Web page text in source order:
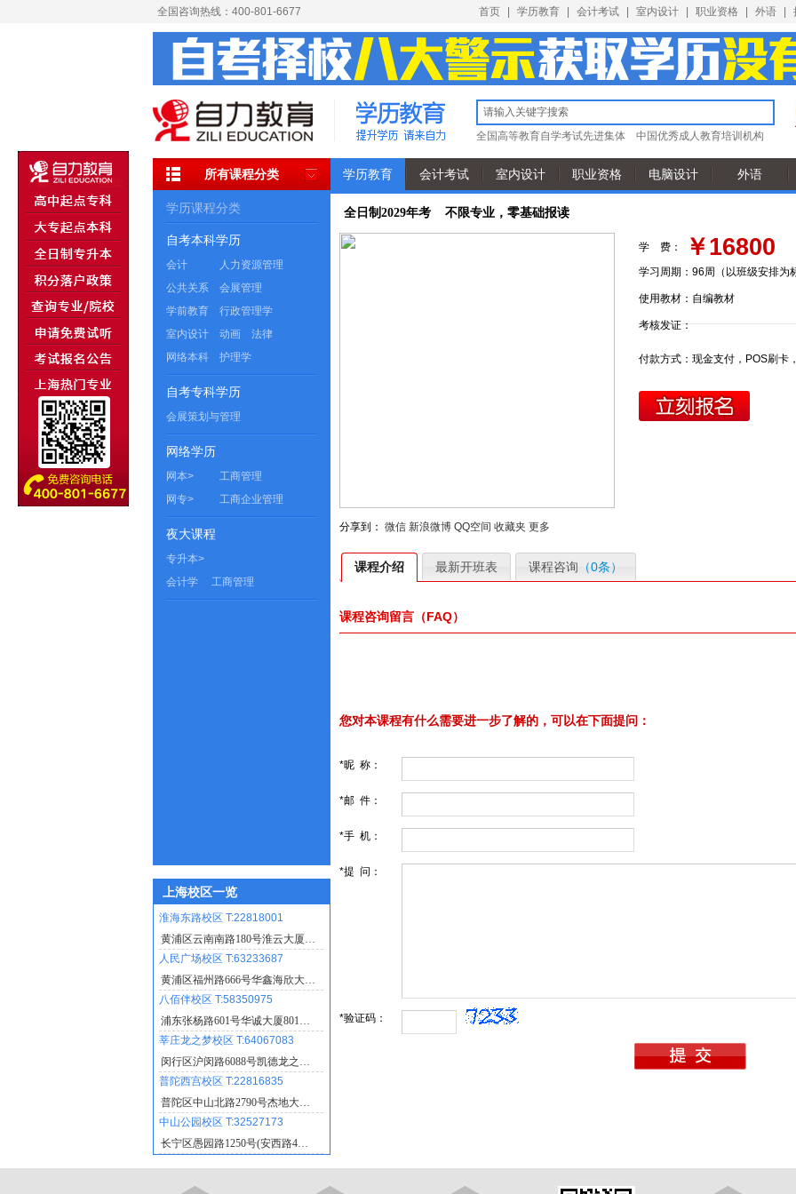
全国咨询热线：400-801-6677 首页 学历教育 会计考试 室内设计 职业资格 外语
全国高等教育自学考试先进集体 中国优秀成人教育培训机构
所有课程分类 学历教育 会计考试 室内设计 职业资格 电脑设计 外语
学历课程分类
自考本科学历
会计
人力资源管理
公共关系
会展管理
学前教育
行政管理学
室内设计
动画
法律
网络本科
护理学
自考专科学历
会展策划与管理
网络学历
网本>
工商管理
网专>
工商企业管理
夜大课程
专升本>
会计学
工商管理
上海校区一览
淮海东路校区 T:22818001
黄浦区云南南路180号淮云大厦…
人民广场校区 T:63233687
黄浦区福州路666号华鑫海欣大…
八佰伴校区 T:58350975
浦东张杨路601号华诚大厦801…
莘庄龙之梦校区 T:64067083
闵行区沪闵路6088号凯德龙之…
普陀西宫校区 T:22816835
普陀区中山北路2790号杰地大…
中山公园校区 T:32527173
长宁区愚园路1250号(安西路4…
全日制2029年考 不限专业，零基础报读
学 费： ￥16800
学习周期： 96周（以班级安排为
使用教材： 自编教材
考核发证：
付款方式： 现金支付，POS刷卡
分享到： 微信 新浪微博 QQ空间 收藏夹 更多
课程介绍 最新开班表 课程咨询 （0条）
课程咨询留言（FAQ）
您对本课程有什么需要进一步了解的，可以在下面提问：
*昵 称：
*邮 件：
*手 机：
*提 问：
*验证码：